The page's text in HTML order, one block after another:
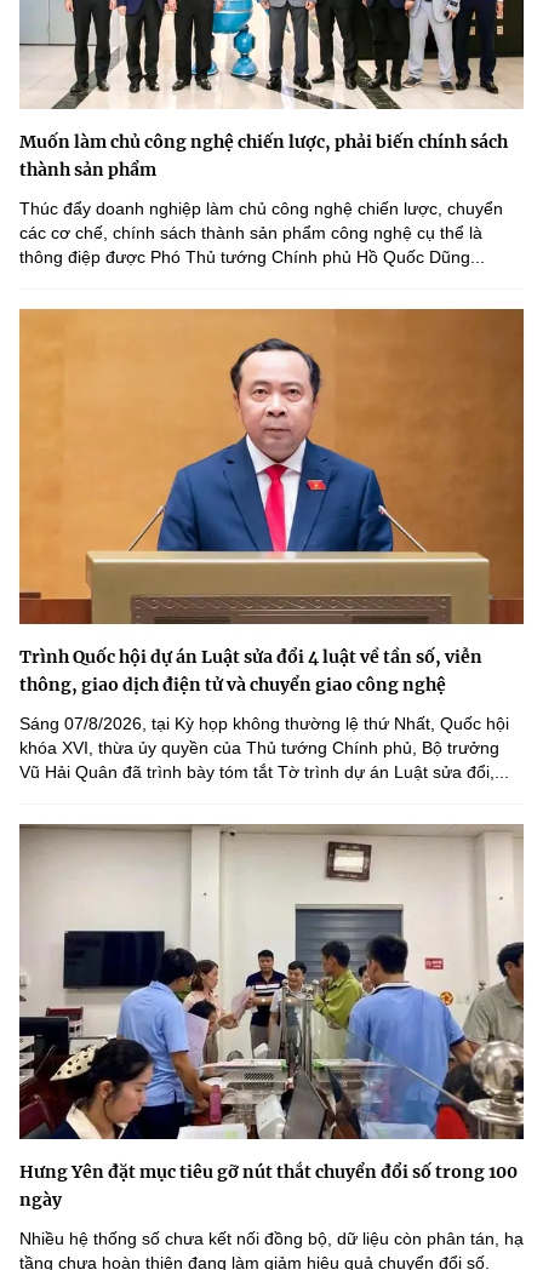
Muốn làm chủ công nghệ chiến lược, phải biến chính sách
thành sản phẩm
Thúc đẩy doanh nghiệp làm chủ công nghệ chiến lược, chuyển
các cơ chế, chính sách thành sản phẩm công nghệ cụ thể là
thông điệp được Phó Thủ tướng Chính phủ Hồ Quốc Dũng...
Trình Quốc hội dự án Luật sửa đổi 4 luật về tần số, viễn
thông, giao dịch điện tử và chuyển giao công nghệ
Sáng 07/8/2026, tại Kỳ họp không thường lệ thứ Nhất, Quốc hội
khóa XVI, thừa ủy quyền của Thủ tướng Chính phủ, Bộ trưởng
Vũ Hải Quân đã trình bày tóm tắt Tờ trình dự án Luật sửa đổi,...
Hưng Yên đặt mục tiêu gỡ nút thắt chuyển đổi số trong 100
ngày
Nhiều hệ thống số chưa kết nối đồng bộ, dữ liệu còn phân tán, hạ
tầng chưa hoàn thiện đang làm giảm hiệu quả chuyển đổi số.